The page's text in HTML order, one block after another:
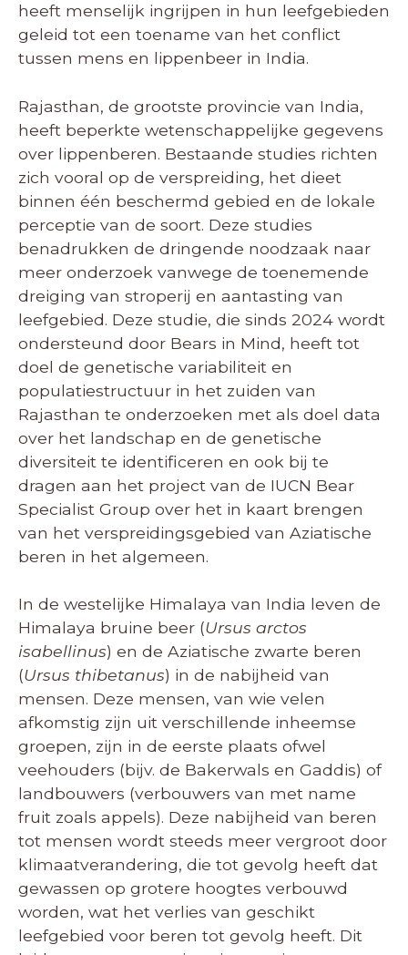
heeft menselijk ingrijpen in hun leefgebieden
geleid tot een toename van het conflict
tussen mens en lippenbeer in India.
Rajasthan, de grootste provincie van India,
heeft beperkte wetenschappelijke gegevens
over lippenberen. Bestaande studies richten
zich vooral op de verspreiding, het dieet
binnen één beschermd gebied en de lokale
perceptie van de soort. Deze studies
benadrukken de dringende noodzaak naar
meer onderzoek vanwege de toenemende
dreiging van stroperij en aantasting van
leefgebied. Deze studie, die sinds 2024 wordt
ondersteund door Bears in Mind, heeft tot
doel de genetische variabiliteit en
populatiestructuur in het zuiden van
Rajasthan te onderzoeken met als doel data
over het landschap en de genetische
diversiteit te identificeren en ook bij te
dragen aan het project van de IUCN Bear
Specialist Group over het in kaart brengen
van het verspreidingsgebied van Aziatische
beren in het algemeen.
In de westelijke Himalaya van India leven de
Himalaya bruine beer (Ursus arctos
isabellinus) en de Aziatische zwarte beren
(Ursus thibetanus) in de nabijheid van
mensen. Deze mensen, van wie velen
afkomstig zijn uit verschillende inheemse
groepen, zijn in de eerste plaats ofwel
veehouders (bijv. de Bakerwals en Gaddis) of
landbouwers (verbouwers van met name
fruit zoals appels). Deze nabijheid van beren
tot mensen wordt steeds meer vergroot door
klimaatverandering, die tot gevolg heeft dat
gewassen op grotere hoogtes verbouwd
worden, wat het verlies van geschikt
leefgebied voor beren tot gevolg heeft. Dit